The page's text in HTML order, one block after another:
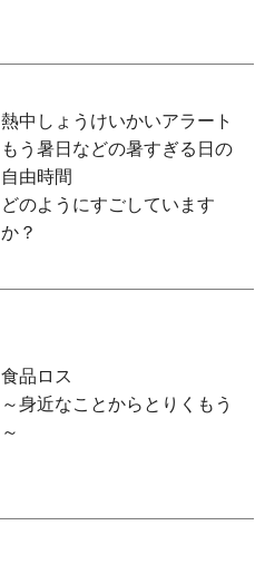
熱中しょうけいかいアラート
もう暑日などの暑すぎる日の
自由時間
どのようにすごしています
か？
食品ロス
～身近なことからとりくもう
～